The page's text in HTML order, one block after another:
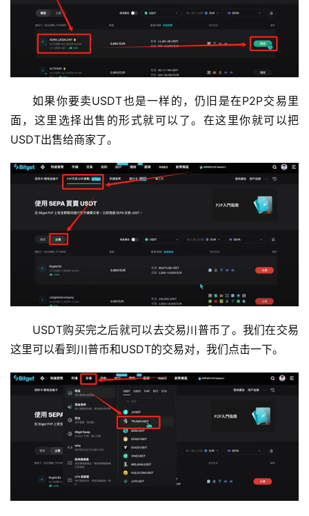
如果你要卖USDT也是一样的，仍旧是在P2P交易里
面，这里选择出售的形式就可以了。在这里你就可以把
USDT出售给商家了。
USDT购买完之后就可以去交易川普币了。我们在交易
这里可以看到川普币和USDT的交易对，我们点击一下。